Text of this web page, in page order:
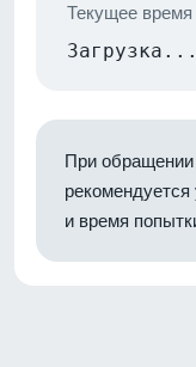
Текущее время
Загрузка...
При
и время